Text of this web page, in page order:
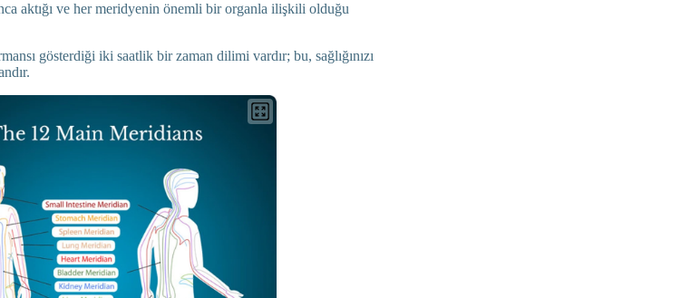
aktığı ve her meridyenin önemli bir organla ilişkili olduğu
gösterdiği iki saatlik bir zaman dilimi vardır; bu, sağlığınızı